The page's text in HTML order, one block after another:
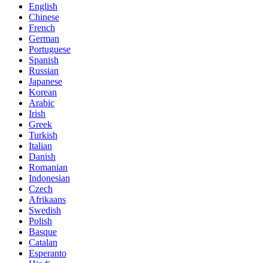
English
Chinese
French
German
Portuguese
Spanish
Russian
Japanese
Korean
Arabic
Irish
Greek
Turkish
Italian
Danish
Romanian
Indonesian
Czech
Afrikaans
Swedish
Polish
Basque
Catalan
Esperanto